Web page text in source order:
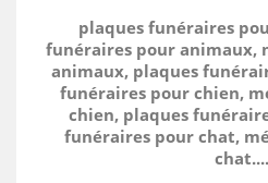
plaques funéraires
funéraires pour animaux,
animaux, plaques
funéraires pour chien,
chien, plaques
funéraires pour chat,